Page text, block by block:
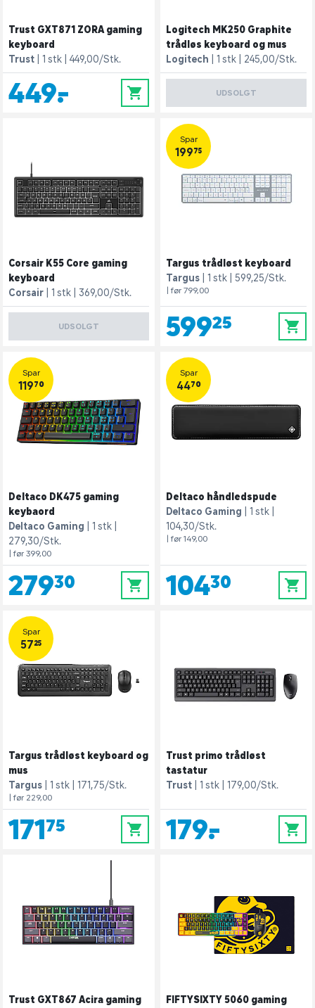
Trust GXT871 ZORA gaming
keyboard
Trust
1 stk 449,00/Stk.
449,- 0
Logitech MK250 Graphite
trådløs keyboard og mus
Logitech
1 stk 245,00/Stk.
UDSOLGT
Corsair K55 Core gaming
keyboard
Corsair
1 stk 369,00/Stk.
UDSOLGT
Spar
199,75
Targus trådløst keyboard
Targus
1 stk 599,25/Stk.
| før 799,00
599,25 0
Spar
119,70
Deltaco DK475 gaming
keybaord
Deltaco Gaming
1 stk
279,30/Stk.
| før 399,00
279,30 0
Spar
44,70
Deltaco håndledspude
Deltaco Gaming
1 stk
104,30/Stk.
| før 149,00
104,30 0
Spar
57,25
Targus trådløst keyboard og
mus
Targus
1 stk 171,75/Stk.
| før 229,00
171,75 0
Trust primo trådløst
tastatur
Trust
1 stk 179,00/Stk.
179,- 0
Trust GXT867 Acira gaming
FIFTYSIXTY 5060 gaming